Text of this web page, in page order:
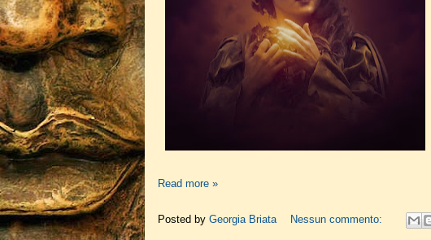
Read more »
Posted by Georgia Briata Nessun commento: